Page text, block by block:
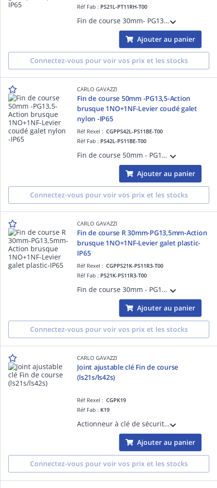
Réf Fab : PS21L-PT11RH-T00
Fin de course 30mm- PG13,5 - Action lente 1NO+1NF - Levier galet plastique - Corps et tête en thermoplastique - IP65
Ajouter au panier
Connectez-vous pour voir vos prix et les stocks
CARLO GAVAZZI
Fin de course 50mm -PG13,5-Action
brusque 1NO+1NF-Levier coudé galet
nylon -IP65
Réf Rexel :CGPPS42L-PS11BE-T00
Réf Fab : PS42L-PS11BE-T00
Fin de course 50mm - PG13,5 - Action brusque 1NO+1NF - D=18 Levier coudé extétieur à galet nylon - Corps et tête en thermoplastique - IP65
Ajouter au panier
Connectez-vous pour voir vos prix et les stocks
CARLO GAVAZZI
Fin de course R 30mm-PG13,5mm-Action
brusque 1NO+1NF-Levier galet plastic-
IP65
Réf Rexel :CGPPS21K-PS11R3-T00
Réf Fab : PS21K-PS11R3-T00
Fin de course 30mm - PG13,5 - Action brusque 1NO+1NF - Levier à galet plastique - Corps et tête en thermoplastique - 1 entrée de câble avec réarmement - IP65
Ajouter au panier
Connectez-vous pour voir vos prix et les stocks
CARLO GAVAZZI
Joint ajustable clé Fin de course
(ls21s/ls42s)
Réf Rexel :CGPK19
Réf Fab : K19
Actionneur à clé de sécurité K19 à articulation réglable pour interrupteur fin de course électromécanique de sécurité
Ajouter au panier
Connectez-vous pour voir vos prix et les stocks